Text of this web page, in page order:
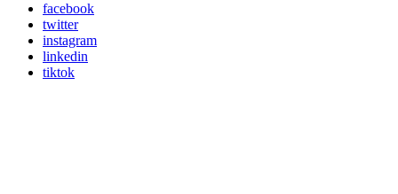
facebook
twitter
instagram
linkedin
tiktok